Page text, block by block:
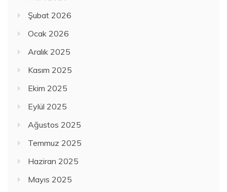
Şubat 2026
Ocak 2026
Aralık 2025
Kasım 2025
Ekim 2025
Eylül 2025
Ağustos 2025
Temmuz 2025
Haziran 2025
Mayıs 2025